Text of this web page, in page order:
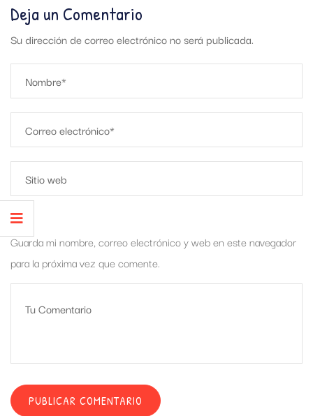
Deja un Comentario
Su dirección de correo electrónico no será publicada.
Guarda mi nombre, correo electrónico y web en este navegador
para la próxima vez que comente.